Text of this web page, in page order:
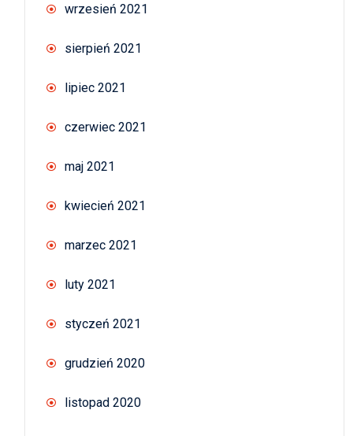
wrzesień 2021
sierpień 2021
lipiec 2021
czerwiec 2021
maj 2021
kwiecień 2021
marzec 2021
luty 2021
styczeń 2021
grudzień 2020
listopad 2020